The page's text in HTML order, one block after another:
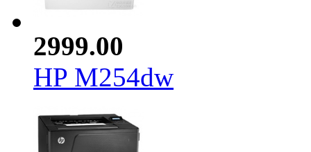
2999.00
HP M254dw